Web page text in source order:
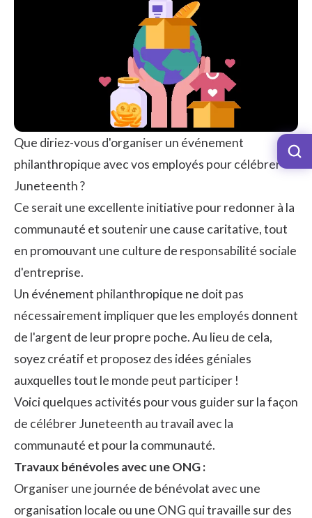
Que diriez-vous d'organiser un événement
philanthropique avec vos employés pour célébrer
Juneteenth ?
Ce serait une excellente initiative pour redonner à la
communauté et soutenir une cause caritative, tout
en promouvant une culture de responsabilité sociale
d'entreprise.
Un événement philanthropique ne doit pas
nécessairement impliquer que les employés donnent
de l'argent de leur propre poche. Au lieu de cela,
soyez créatif et proposez des idées géniales
auxquelles tout le monde peut participer !
Voici quelques activités pour vous guider sur la façon
de célébrer Juneteenth au travail avec la
communauté et pour la communauté.
Travaux bénévoles avec une ONG :
Organiser une journée de bénévolat avec une
organisation locale ou une ONG qui travaille sur des